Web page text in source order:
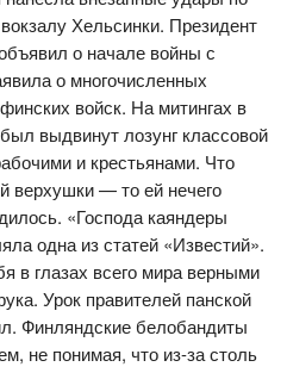
Хельсинки. Президент
о начале войны с
о многочисленных
войск. На митингах в
выдвинут лозунг классовой
и крестьянами. Что
верхушки — то ей нечего
«Господа каяндеры
одна из статей «Известий».
в глазах всего мира верными
Урок правителей панской
Финляндские белобандиты
не понимая, что из-за столь